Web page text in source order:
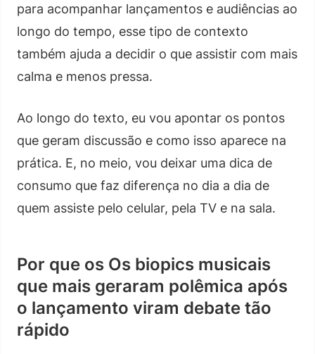
para acompanhar lançamentos e audiências ao
longo do tempo, esse tipo de contexto
também ajuda a decidir o que assistir com mais
calma e menos pressa.
Ao longo do texto, eu vou apontar os pontos
que geram discussão e como isso aparece na
prática. E, no meio, vou deixar uma dica de
consumo que faz diferença no dia a dia de
quem assiste pelo celular, pela TV e na sala.
Por que os Os biopics musicais
que mais geraram polêmica após
o lançamento viram debate tão
rápido